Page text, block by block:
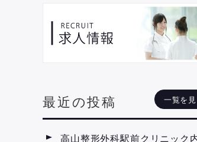
最近の投稿
高山整形外科駅前クリニック
一覧を